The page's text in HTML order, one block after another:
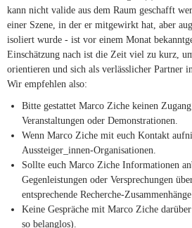
kann nicht valide aus dem Raum geschafft
einer Szene, in der er mitgewirkt hat, aber
isoliert wurde - ist vor einem Monat
Einschätzung nach ist die Zeit viel zu kurz,
orientieren und sich als verlässlicher Partner
Wir empfehlen also:
Bitte gestattet Marco Ziche keinen
Veranstaltungen oder Demonstrationen.
Wenn Marco Ziche mit euch Kontakt
Aussteiger_innen-Organisationen.
Sollte euch Marco Ziche Informationen
Gegenleistungen oder Versprechungen
entsprechende Recherche-
Keine Gespräche mit Marco Ziche
so belanglos).